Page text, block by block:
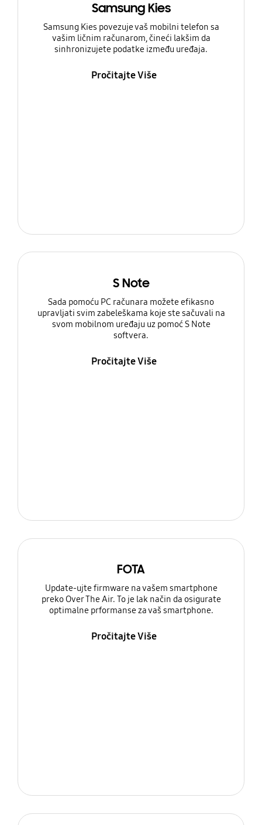
Samsung Kies
Samsung Kies povezuje vaš mobilni telefon sa
vašim ličnim računarom, čineći lakšim da
sinhronizujete podatke između uređaja.
Pročitajte Više
S Note
Sada pomoću PC računara možete efikasno
upravljati svim zabeleškama koje ste sačuvali na
svom mobilnom uređaju uz pomoć S Note
softvera.
Pročitajte Više
FOTA
Update-ujte firmware na vašem smartphone
preko Over The Air. To je lak način da osigurate
optimalne prformanse za vaš smartphone.
Pročitajte Više